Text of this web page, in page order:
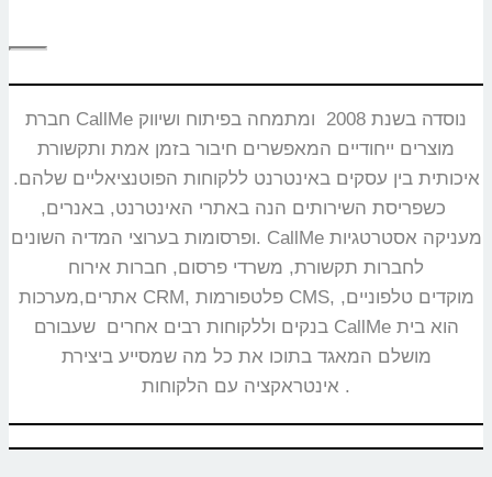
חברת CallMe נוסדה בשנת 2008 ומתמחה בפיתוח ושיווק
מוצרים ייחודיים המאפשרים חיבור בזמן אמת ותקשורת
איכותית בין עסקים באינטרנט ללקוחות הפוטנציאליים שלהם.
כשפריסת השירותים הנה באתרי האינטרנט, באנרים,
ופרסומות בערוצי המדיה השונים. CallMe מעניקה אסטרטגיות
לחברות תקשורת, משרדי פרסום, חברות אירוח
אתרים,מערכות CRM, פלטפורמות CMS, מוקדים טלפוניים,
בנקים וללקוחות רבים אחרים שעבורם CallMe הוא בית
מושלם המאגד בתוכו את כל מה שמסייע ביצירת
אינטראקציה עם הלקוחות.